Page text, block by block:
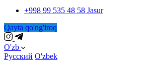
+998 99 535 48 58 Jasur
Qayta qo'ng'iroq
O'zb
Русский O'zbek